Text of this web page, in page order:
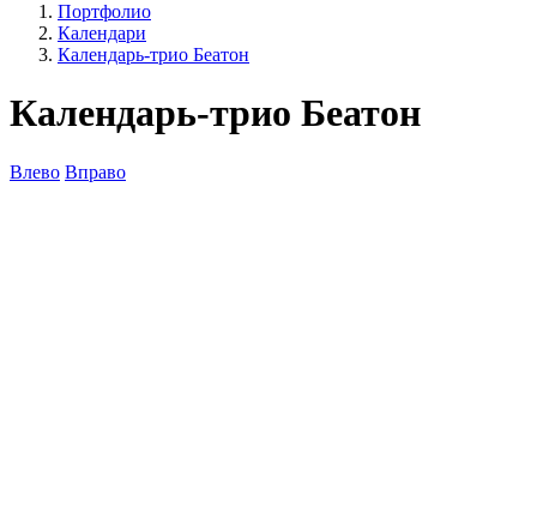
Портфолио
Календари
Календарь-трио Беатон
Календарь-трио Беатон
Влево Вправо